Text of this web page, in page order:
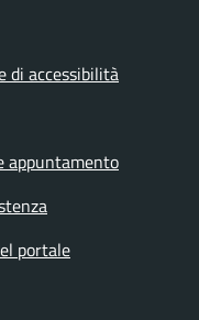
di accessibilità
appuntamento
portale